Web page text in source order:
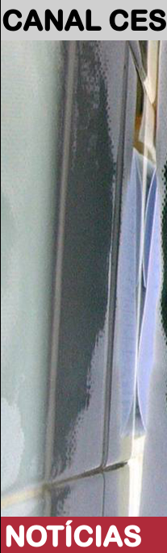
CANAL CES
NOTÍCIAS